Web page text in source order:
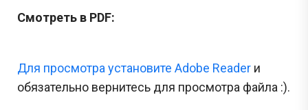
Смотреть в PDF:
Для просмотра установите Adobe Reader и
обязательно вернитесь для просмотра файла :).